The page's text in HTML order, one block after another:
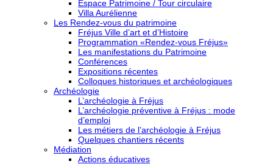
Espace Patrimoine / Tour circulaire
Villa Aurélienne
Les Rendez-vous du patrimoine
Fréjus Ville d’art et d’Histoire
Programmation «Rendez-vous Fréjus»
Les manifestations du Patrimoine
Conférences
Expositions récentes
Colloques historiques et archéologiques
Archéologie
L’archéologie à Fréjus
L’archéologie préventive à Fréjus : mode
d’emploi
Les métiers de l’archéologie à Fréjus
Quelques chantiers récents
Médiation
Actions éducatives